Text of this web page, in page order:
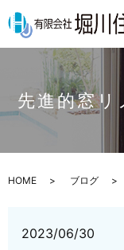
先進的窓リ
HOME ブログ
2023/06/30